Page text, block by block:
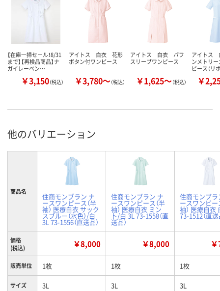
【在庫一掃セール！8/31
まで】【再検品商品】ナ
ガイレーベン…
￥3,150（税込）
アイトス 白衣 花形
ボタン付ワンピース
￥3,780～（税込）
アイトス 白衣 パフ
スリーブワンピース
￥1,625～（税込）
アイトス
ンメトリ
ピース（
￥
他のバリエーション
商品名
住商モンブラン ナ
ースワンピース（半
袖） 医療白衣 サック
スブルー（水色）/白
3L 73-1556（直送品）
住商モンブラン ナ
ースワンピース（半
袖） 医療白衣 ミン
ト/白 3L 73-1558（直
送品）
住商モンブラ
ースワンピー
袖） 医療白衣
73-1512（直送
価格
(税込)
￥8,000 ￥8,000
販売単位 1枚 1枚 1枚
サイズ 3L 3L 3L